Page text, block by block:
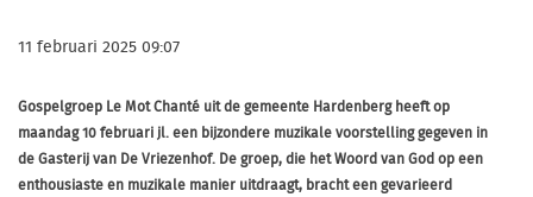
11 februari 2025 09:07
Gospelgroep Le Mot Chanté uit de gemeente Hardenberg heeft op
maandag 10 februari jl. een bijzondere muzikale voorstelling gegeven in
de Gasterij van De Vriezenhof. De groep, die het Woord van God op een
enthousiaste en muzikale manier uitdraagt, bracht een gevarieerd